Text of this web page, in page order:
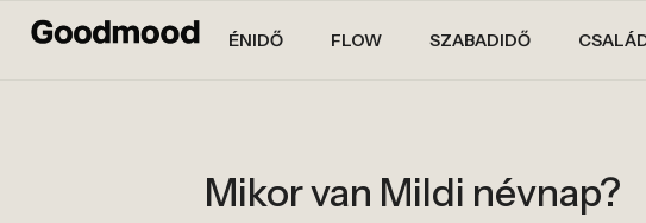
ÉNIDŐ FLOW SZABADIDŐ
Mikor van Mildi névnap?